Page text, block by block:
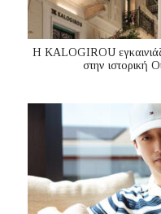
Η KALOGIROU
στην ιστορική